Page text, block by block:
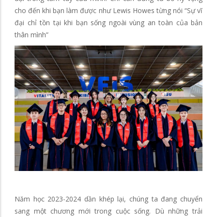
cho đến khi bạn làm được như Lewis Howes từng nói “Sự vĩ
đại chỉ tồn tại khi bạn sống ngoài vùng an toàn của bản
thân mình”
Năm học 2023-2024 dần khép lại, chúng ta đang chuyển
sang một chương mới trong cuộc sống. Dù những trải